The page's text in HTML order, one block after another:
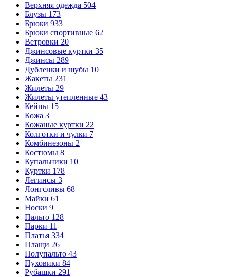
Верхняя одежда 504
Блузы 173
Брюки 933
Брюки спортивные 62
Ветровки 20
Джинсовые куртки 35
Джинсы 289
Дубленки и шубы 10
Жакеты 231
Жилеты 29
Жилеты утепленные 43
Кейпы 15
Кожа 3
Кожаные куртки 22
Колготки и чулки 7
Комбинезоны 2
Костюмы 8
Купальники 10
Куртки 178
Легинсы 3
Лонгсливы 68
Майки 61
Носки 9
Пальто 128
Парки 11
Платья 334
Плащи 26
Полупальто 43
Пуховики 84
Рубашки 291